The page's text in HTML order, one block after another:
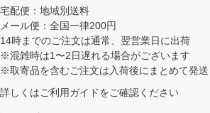
宅配便：地域別送料
メール便：全国一律200円
14時までのご注文は通常、翌営業日に出荷
※混雑時は1〜2日遅れる場合がございます
※取寄品を含むご注文は入荷後にまとめて発送
詳しくはご利用ガイドをご確認ください